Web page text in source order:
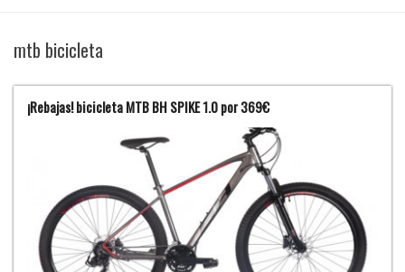
mtb bicicleta
¡Rebajas! bicicleta MTB BH SPIKE 1.0 por 369€